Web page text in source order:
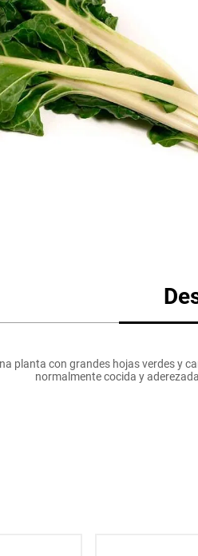
planta con grandes hojas verdes y
normalmente cocida y
Mantequilla